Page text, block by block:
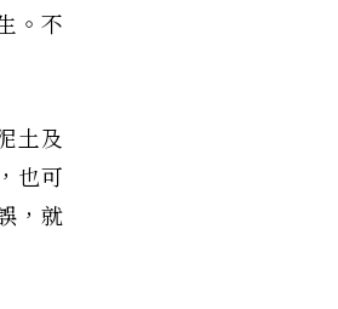
。不
土及
也可
，就